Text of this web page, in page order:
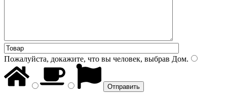
Пожалуйста, докажите, что вы человек, выбрав Дом.